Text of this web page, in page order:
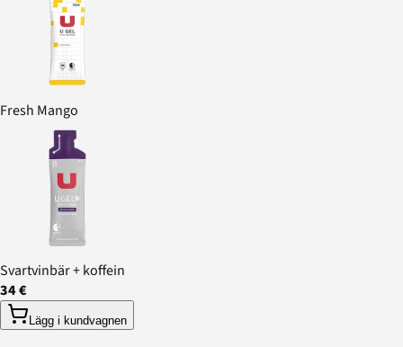
Fresh Mango
Svartvinbär + koffein
34 €
Lägg i kundvagnen